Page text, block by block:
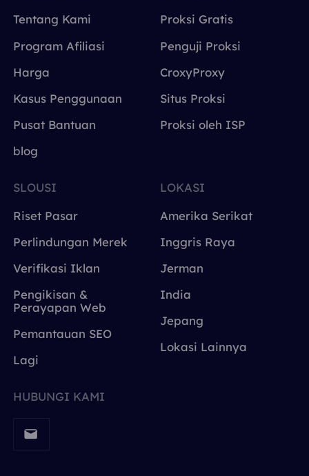
Tentang Kami
Program Afiliasi
Harga
Kasus Penggunaan
Pusat Bantuan
blog
Proksi Gratis
Penguji Proksi
CroxyProxy
Situs Proksi
Proksi oleh ISP
SLOUSI
Riset Pasar
Perlindungan Merek
Verifikasi Iklan
Pengikisan &
Perayapan Web
Pemantauan SEO
Lagi
LOKASI
Amerika Serikat
Inggris Raya
Jerman
India
Jepang
Lokasi Lainnya
HUBUNGI KAMI